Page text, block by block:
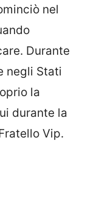
nel
Durante
negli Stati
la
durante la
Vip.